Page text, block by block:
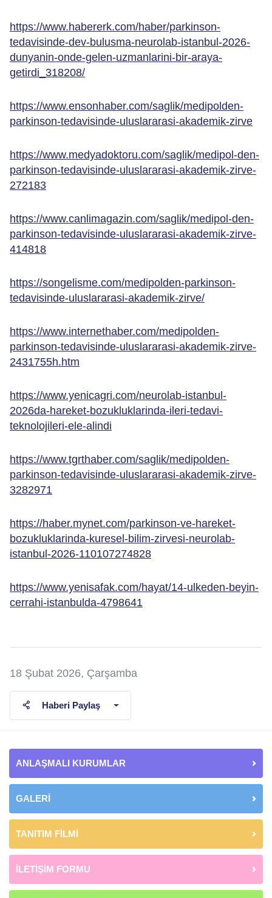
https://www.habererk.com/haber/parkinson-
tedavisinde-dev-bulusma-neurolab-istanbul-2026-
dunyanin-onde-gelen-uzmanlarini-bir-araya-
getirdi_318208/
https://www.ensonhaber.com/saglik/medipolden-
parkinson-tedavisinde-uluslararasi-akademik-zirve
https://www.medyadoktoru.com/saglik/medipol-den-
parkinson-tedavisinde-uluslararasi-akademik-zirve-
272183
https://www.canlimagazin.com/saglik/medipol-den-
parkinson-tedavisinde-uluslararasi-akademik-zirve-
414818
https://songelisme.com/medipolden-parkinson-
tedavisinde-uluslararasi-akademik-zirve/
https://www.internethaber.com/medipolden-
parkinson-tedavisinde-uluslararasi-akademik-zirve-
2431755h.htm
https://www.yenicagri.com/neurolab-istanbul-
2026da-hareket-bozukluklarinda-ileri-tedavi-
teknolojileri-ele-alindi
https://www.tgrthaber.com/saglik/medipolden-
parkinson-tedavisinde-uluslararasi-akademik-zirve-
3282971
https://haber.mynet.com/parkinson-ve-hareket-
bozukluklarinda-kuresel-bilim-zirvesi-neurolab-
istanbul-2026-110107274828
https://www.yenisafak.com/hayat/14-ulkeden-beyin-
cerrahi-istanbulda-4798641
18 Şubat 2026, Çarşamba
Haberi Paylaş
ANLAŞMALI KURUMLAR
GALERİ
TANITIM FİLMİ
İLETİŞİM FORMU